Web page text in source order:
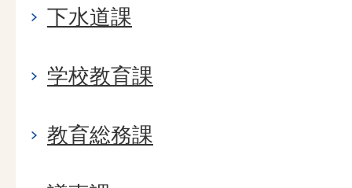
下水道課
学校教育課
教育総務課